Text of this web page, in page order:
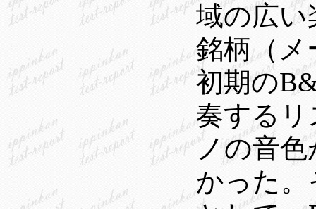
域の広い
銘柄（メ
初期の
奏する
ノの音
かった